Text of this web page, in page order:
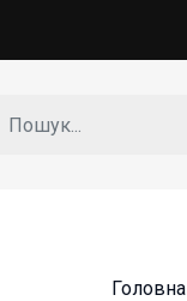
Головна